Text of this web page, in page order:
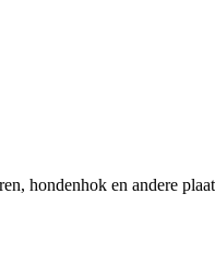
hondenhok en andere